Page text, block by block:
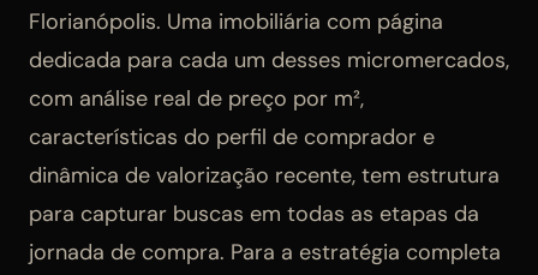
Florianópolis. Uma imobiliária com página
dedicada para cada um desses micromercados,
com análise real de preço por m²,
características do perfil de comprador e
dinâmica de valorização recente, tem estrutura
para capturar buscas em todas as etapas da
jornada de compra. Para a estratégia completa